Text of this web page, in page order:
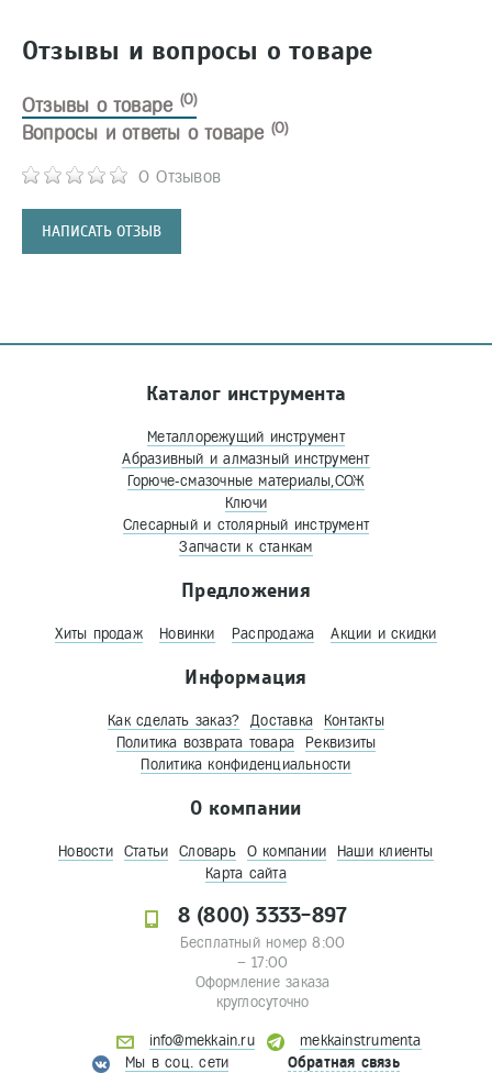
Отзывы и вопросы о товаре
Отзывы о товаре (0)
0 Отзывов
НАПИСАТЬ ОТЗЫВ
Вопросы и ответы о товаре (0)
Каталог инструмента
Металлорежущий инструмент
Абразивный и алмазный инструмент
Горюче-смазочные материалы,СОЖ
Ключи
Слесарный и столярный инструмент
Запчасти к станкам
Предложения
Хиты продаж Новинки Распродажа Акции и скидки
Информация
Как сделать заказ? Доставка
Контакты
Политика возврата товара
Реквизиты
Политика конфиденциальности
О компании
Новости Статьи Словарь О компании
Наши клиенты
Карта сайта
8 (800) 3333-897
Бесплатный номер 8:00
– 17:00
Оформление заказа
круглосуточно
info@mekkain.ru
mekkainstrumenta
Мы в соц. сети
Обратная связь